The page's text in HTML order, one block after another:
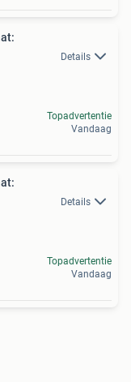
Details
Topadvertentie
Vandaag
Details
Topadvertentie
Vandaag